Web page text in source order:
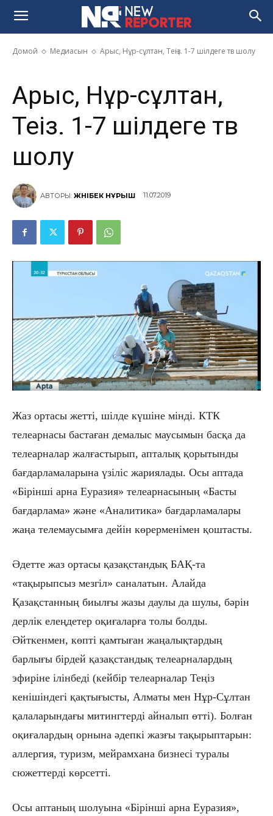
Домой Медиасын Арыс, Нұр-сұлтан, Теңіз. 1-7 шілдеге тв шолу
Арыс, Нұр-сұлтан, Теңіз. 1-7
шілдеге тв шолу
Арыс, Нұр-сұлтан,
Теңіз. 1-7 шілдеге тв
шолу
АВТОРЫ: ЖӘНІБЕК НҰРЫШ 11.07.2019
Жаз ортасы жетті, шілде күшіне мінді. КТК
телеарнасы бастаған демалыс маусымын басқа да
телеарналар жалғастырып, апталық қорытынды
бағдарламаларына үзіліс жариялады. Осы аптада
«Бірінші арна Еуразия» телеарнасының «Басты
бағдарлама» және «Аналитика» бағдарламалары
жаңа телемаусымға дейін көрерменімен қоштасты.
Әдетте жаз ортасы қазақстандық БАҚ-та
«тақырыпсыз мезгіл» саналатын. Алайда
Қазақстанның биылғы жазы даулы да шулы, бәрін
дерлік елеңдетер оқиғаларға толы болды.
Әйткенмен, көпті қамтыған жаңалықтардың
барлығы бірдей қазақстандық телеарналардың
эфиріне ілінбеді (кейбір телеарналар Теңіз
кенішіндегі қақтығысты, Алматы мен Нұр-Сұлтан
қалаларындағы митингтерді айналып өтті). Болған
оқиғалардың орнына әдепкі жазғы тақырыптарын:
аллергия, туризм, мейрамхана бизнесі туралы
сюжеттерді көрсетті.
Осы аптаның шолуына «Бірінші арна Еуразия»,